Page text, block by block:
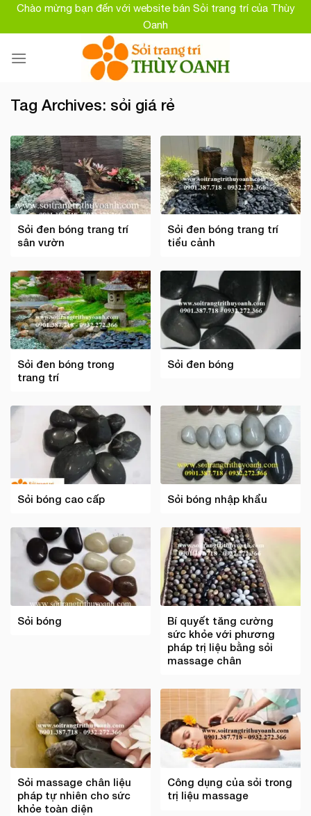
SkipChào mừng bạn đến với website bán Sỏi trang trí của Thùy
Oanh
Tag Archives: sỏi giá rẻ
Sỏi đen bóng trang trí
sân vườn
Sỏi đen bóng trang trí
tiểu cảnh
Sỏi đen bóng trong
trang trí
Sỏi đen bóng
Sỏi bóng cao cấp Sỏi bóng nhập khẩu
Sỏi bóng
Bí quyết tăng cường
sức khỏe với phương
pháp trị liệu bằng sỏi
massage chân
Sỏi massage chân liệu
pháp tự nhiên cho sức
khỏe toàn diện
Công dụng của sỏi trong
trị liệu massage